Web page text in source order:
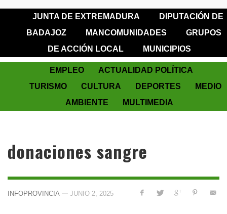
JUNTA DE EXTREMADURA
DIPUTACIÓN DE
BADAJOZ
MANCOMUNIDADES
GRUPOS
DE ACCIÓN LOCAL
MUNICIPIOS
EMPLEO
ACTUALIDAD POLÍTICA
TURISMO
CULTURA DEPORTES
MEDIO
AMBIENTE
MULTIMEDIA
donaciones sangre
INFOPROVINCIA — JUNIO 2, 2025